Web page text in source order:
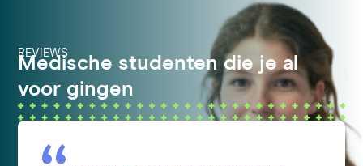
REVIEWS
Medische studenten die je al
voor gingen